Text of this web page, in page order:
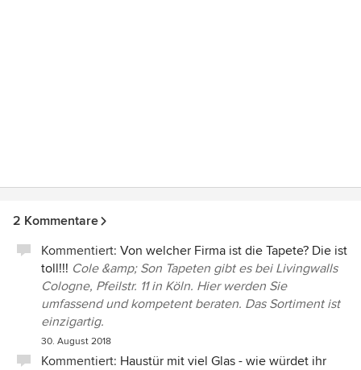
2 Kommentare
Kommentiert: Von welcher Firma ist die Tapete? Die ist
toll!!! Cole &amp; Son Tapeten gibt es bei Livingwalls
Cologne, Pfeilstr. 11 in Köln. Hier werden Sie
umfassend und kompetent beraten. Das Sortiment ist
einzigartig.
30. August 2018
Kommentiert: Haustür mit viel Glas - wie würdet ihr